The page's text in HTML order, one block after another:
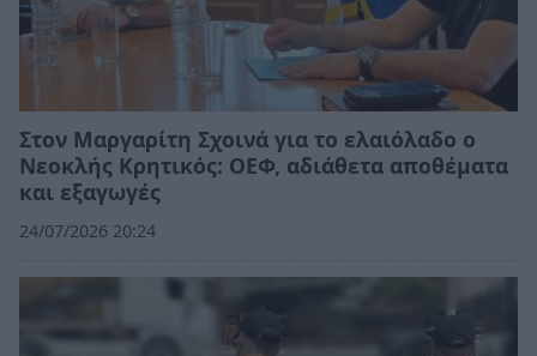
Στον Μαργαρίτη Σχοινά για το ελαιόλαδο ο
Νεοκλής Κρητικός: ΟΕΦ, αδιάθετα αποθέματα
και εξαγωγές
24/07/2026 20:24